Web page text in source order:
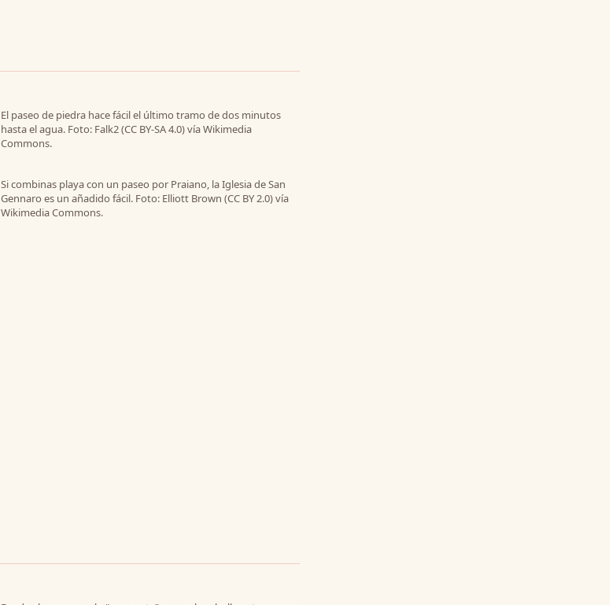
El paseo de piedra hace fácil el último tramo de dos minutos
hasta el agua. Foto: Falk2 (CC BY-SA 4.0) vía Wikimedia
Commons.
Si combinas playa con un paseo por Praiano, la Iglesia de San
Gennaro es un añadido fácil. Foto: Elliott Brown (CC BY 2.0) vía
Wikimedia Commons.